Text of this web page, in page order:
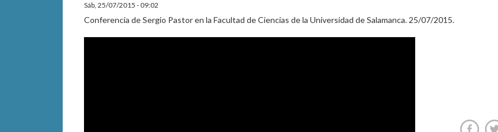
Sáb, 25/07/2015 - 09:02
Conferencia de Sergio Pastor en la Facultad de Ciencias de la Universidad de Salamanca. 25/07/2015.